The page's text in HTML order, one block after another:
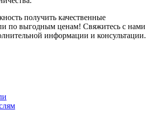
получить качественные
по выгодным ценам! Свяжитесь с нами
информации и консультации.